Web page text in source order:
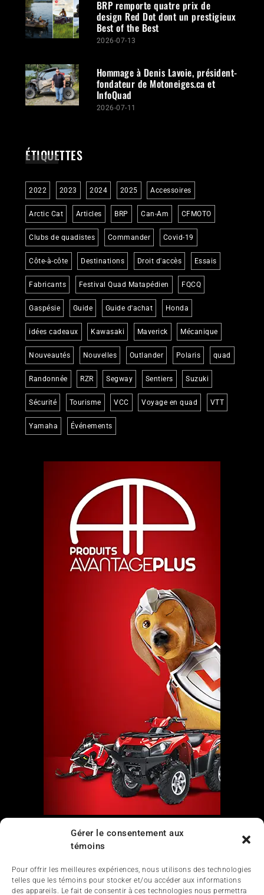
Gérer le consentement aux
témoins
Pour offrir les meilleures expériences, nous utilisons des technologies
telles que les témoins pour stocker et/ou accéder aux informations
des appareils. Le fait de consentir à ces technologies nous permettra
BRP remporte quatre prix de
design Red Dot dont un prestigieux
Best of the Best
2026-07-13
Hommage à Denis Lavoie, président-
fondateur de Motoneiges.ca et
InfoQuad
2026-07-11
ÉTIQUETTES
2022 2023 2024 2025 Accessoires
Arctic Cat Articles BRP Can-Am CFMOTO
Clubs de quadistes Commander Covid-19
Côte-à-côte Destinations Droit d'accès Essais
Fabricants Festival Quad Matapédien FQCQ
Gaspésie Guide Guide d'achat Honda
idées cadeaux Kawasaki Maverick Mécanique
Nouveautés Nouvelles Outlander Polaris quad
Randonnée RZR Segway Sentiers Suzuki
Sécurité Tourisme VCC Voyage en quad VTT
Yamaha Événements
Nous contacter